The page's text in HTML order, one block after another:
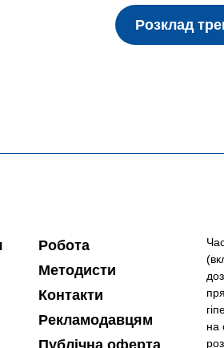
Розклад
Робота
Методисти
Контакти
Рекламодавцям
Публічна оферта
на